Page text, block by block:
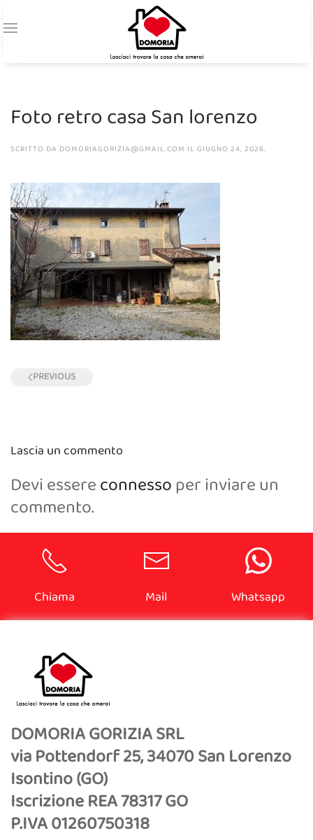
Foto retro casa San lorenzo
SCRITTO DA DOMORIAGORIZIA@GMAIL.COM IL GIUGNO 24, 2026.
PREVIOUS
Lascia un commento
Devi essereconnessoper inviare un
commento.
Chiama Mail Whatsapp
DOMORIA GORIZIA SRL
via Pottendorf 25, 34070 San Lorenzo
Isontino (GO)
Iscrizione REA 78317 GO
P.IVA 01260750318